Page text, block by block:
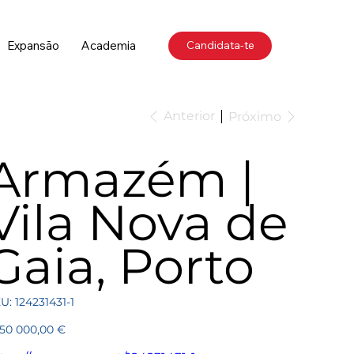
Expansão Academia Candidata-te
Anterior Próximo
|
Nova de
Porto
SKU
124231431-
124231431-1
000,00 €